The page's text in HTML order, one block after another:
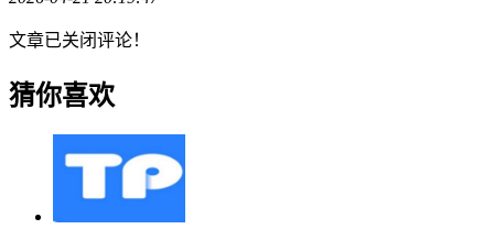
文章已关闭评论！
猜你喜欢